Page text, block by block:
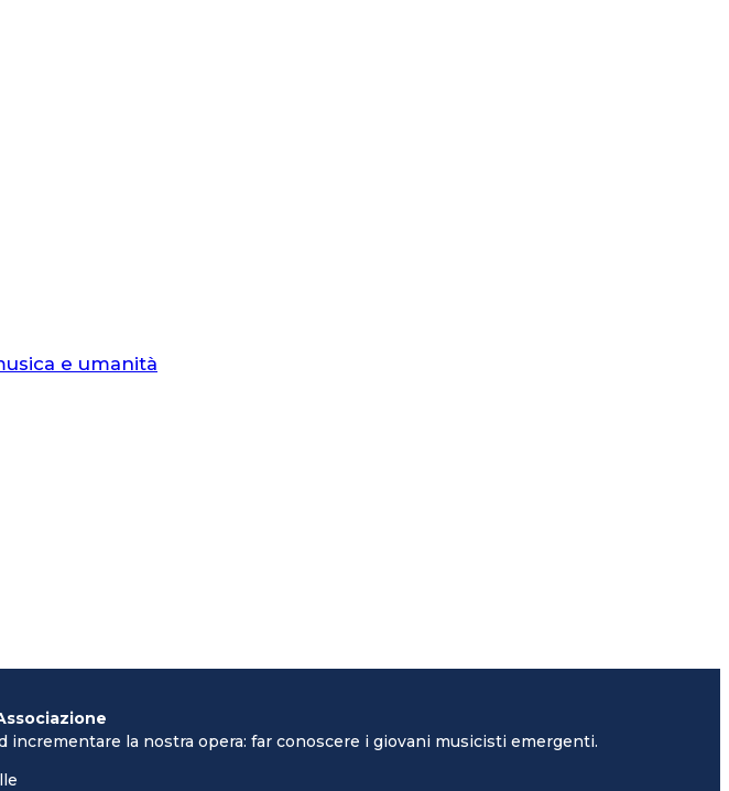
e umanità
incrementare la nostra opera: far conoscere i giovani musicisti emergenti.